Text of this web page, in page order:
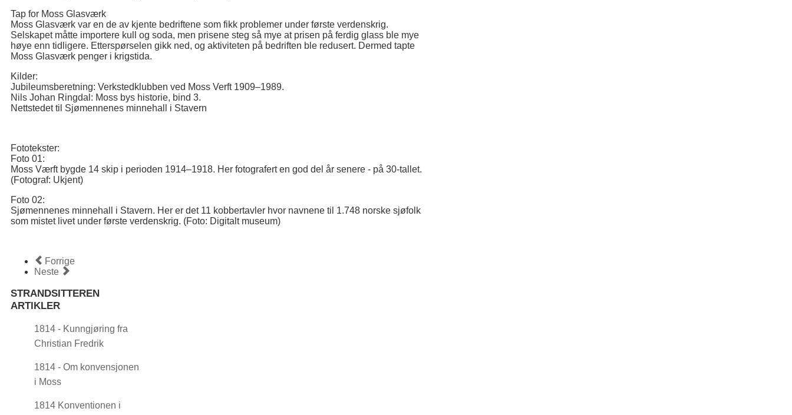
Tap for Moss Glasværk
Moss Glasværk var en de av kjente bedriftene som fikk problemer under første verdenskrig.
Selskapet måtte importere kull og soda, men prisene steg så mye at prisen på ferdig glass ble mye
høye enn tidligere. Etterspørselen gikk ned, og aktiviteten på bedriften ble redusert. Dermed tapte
Moss Glasværk penger i krigstida.
Kilder:
Jubileumsberetning: Verkstedklubben ved Moss Verft 1909–1989.
Nils Johan Ringdal: Moss bys historie, bind 3.
Nettstedet til Sjømennenes minnehall i Stavern
Fototekster:
Foto 01:
Moss Værft bygde 14 skip i perioden 1914–1918. Her fotografert en god del år senere - på 30-tallet.
(Fotograf: Ukjent)
Foto 02:
Sjømennenes minnehall i Stavern. Her er det 11 kobbertavler hvor navnene til 1.748 norske sjøfolk
som mistet livet under første verdenskrig. (Foto: Digitalt museum)
Forrige
Neste
STRANDSITTEREN
ARTIKLER
1814 - Kunngjøring fra
Christian Fredrik
1814 - Om konvensjonen
i Moss
1814 Konventionen i